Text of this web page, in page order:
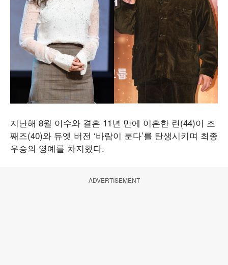
지난해 8월 이수와 결혼 11년 만에 이혼한 린(44)이 조
째즈(40)와 듀엣 버전 ‘바람이 분다’를 탄생시키며 최종
우승의 영예를 차지했다.
ADVERTISEMENT